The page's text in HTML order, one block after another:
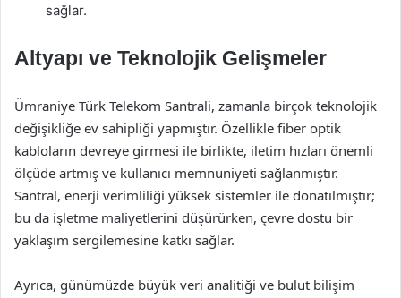
sağlar.
Altyapı ve Teknolojik Gelişmeler
Ümraniye Türk Telekom Santrali, zamanla birçok teknolojik
değişikliğe ev sahipliği yapmıştır. Özellikle fiber optik
kabloların devreye girmesi ile birlikte, iletim hızları önemli
ölçüde artmış ve kullanıcı memnuniyeti sağlanmıştır.
Santral, enerji verimliliği yüksek sistemler ile donatılmıştır;
bu da işletme maliyetlerini düşürürken, çevre dostu bir
yaklaşım sergilemesine katkı sağlar.
Ayrıca, günümüzde büyük veri analitiği ve bulut bilişim